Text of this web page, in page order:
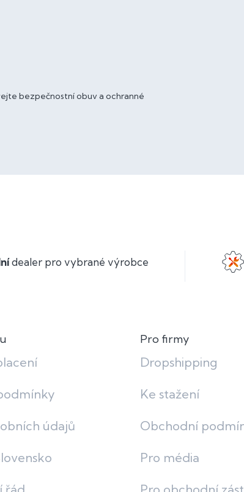
bezpečnostní obuv a ochranné
dealer pro vybrané výrobce
údajů
Pro firmy
Dropshipping
Ke stažení
Obchodní
Pro média